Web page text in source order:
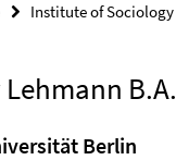
Institute of Sociology
B.A.
Berlin